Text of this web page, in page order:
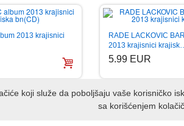
2013 krajisnici
RADE LACKOVIC
2013 krajisnici krajisk…
5.99 EUR
koji služe da poboljšaju vaše korisničko
sa korišćenjem